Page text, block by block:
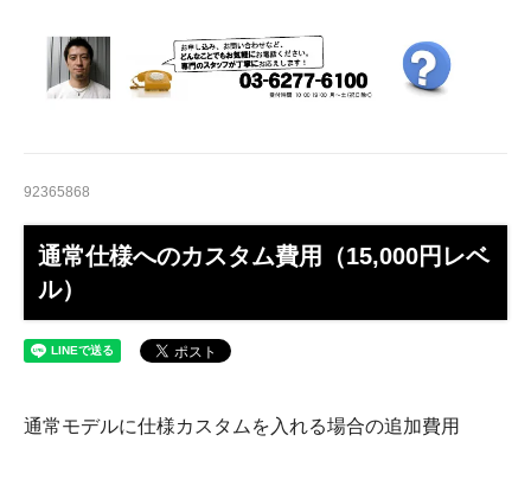
92365868
通常仕様へのカスタム費用（15,000円レベ
ル）
通常モデルに仕様カスタムを入れる場合の追加費用